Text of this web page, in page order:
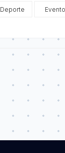
Deporte Evento